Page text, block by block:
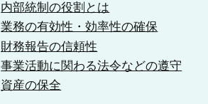
内部統制の役割とは
業務の有効性・効率性の確保
財務報告の信頼性
事業活動に関わる法令などの遵守
資産の保全